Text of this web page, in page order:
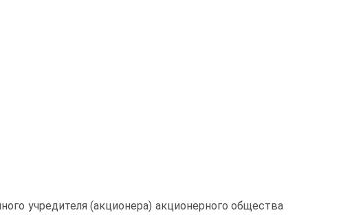
учредителя (акционера) акционерного общества